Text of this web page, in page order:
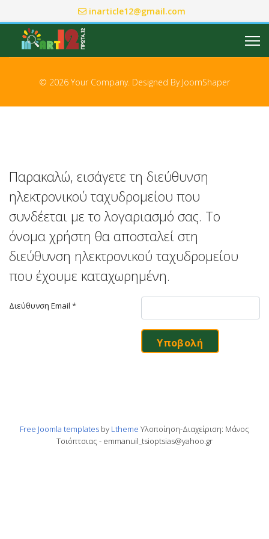
inarticle12@gmail.com
© 2026 Your Company. Designed By JoomShaper
Παρακαλώ, εισάγετε τη διεύθυνση
ηλεκτρονικού ταχυδρομείου που
συνδέεται με το λογαριασμό σας. Το
όνομα χρήστη θα αποσταλεί στη
διεύθυνση ηλεκτρονικού ταχυδρομείου
που έχουμε καταχωρημένη.
Διεύθυνση Email *
Υποβολή
Free Joomla templates by Ltheme Υλοποίηση-Διαχείριση: Μάνος
Τσιόπτσιας - emmanuil_tsioptsias@yahoo.gr